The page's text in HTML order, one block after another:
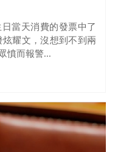
當天消費的發票中了
耀文，沒想到不到兩
憤而報警...